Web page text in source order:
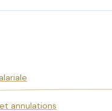
annulations